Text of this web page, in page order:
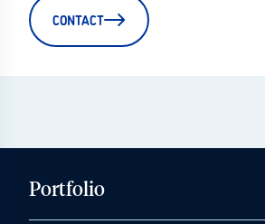
CONTACT
Portfolio